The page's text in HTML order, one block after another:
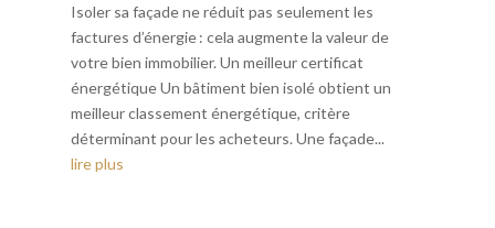
Isoler sa façade ne réduit pas seulement les
factures d’énergie : cela augmente la valeur de
votre bien immobilier. Un meilleur certificat
énergétique Un bâtiment bien isolé obtient un
meilleur classement énergétique, critère
déterminant pour les acheteurs. Une façade...
lire plus